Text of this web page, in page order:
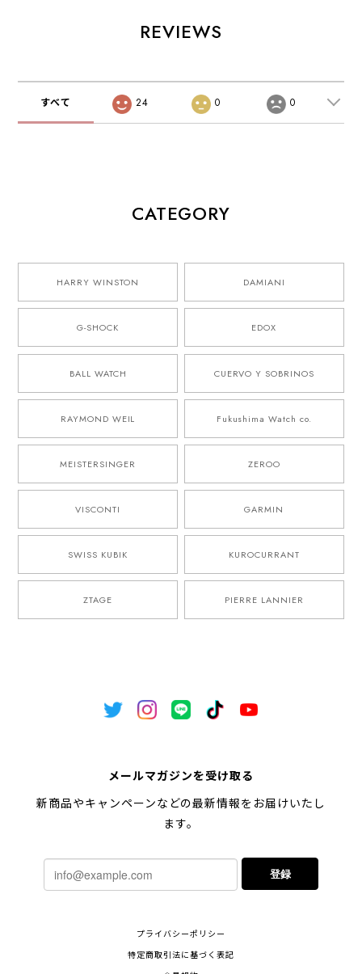
REVIEWS
すべて 24 0 0
CATEGORY
HARRY WINSTON DAMIANI
G-SHOCK EDOX
BALL WATCH CUERVO Y SOBRINOS
RAYMOND WEIL Fukushima Watch co.
MEISTERSINGER ZEROO
VISCONTI GARMIN
SWISS KUBIK KUROCURRANT
ZTAGE PIERRE LANNIER
メールマガジンを受け取る
新商品やキャンペーンなどの最新情報をお届けいたし
ます。
登録
プライバシーポリシー
特定商取引法に基づく表記